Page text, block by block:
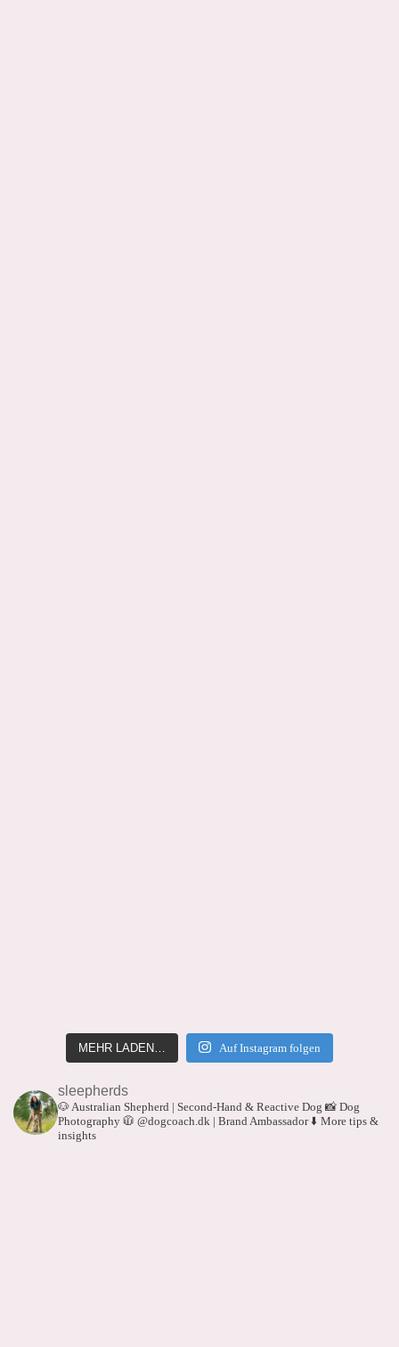
MEHR LADEN… Auf Instagram folgen
sleepherds
🐶 Australian Shepherd | Second-Hand & Reactive Dog 📸 Dog
Photography 🧥 @dogcoach.dk | Brand Ambassador⬇️ More tips &
insights